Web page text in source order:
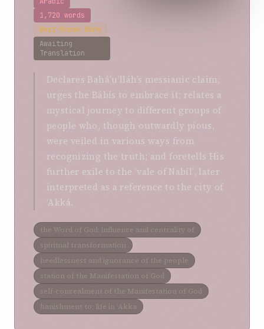
1,720 words
Best-Known Work
Awaiting
Translation
Declares Bahá’u’lláh’s messianic claim;
urges the Bábís to embrace it; relates a
mystical journey to different groups of
people who, though outwardly pious,
were veiled in various ways from
recognizing the truth; and foretells His
further exile to the ‘vale of Nabíl’, later
interpreted as a reference to the city of
‘Akká.
the Word of God; influence and centrality of
spiritual transformation
heedlessness and ignorance of the people
station of the Manifestation of God
self-concealment of the Manifestation of God
banishment to; life in ‘Akka